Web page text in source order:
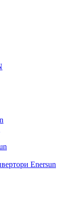
Enersun